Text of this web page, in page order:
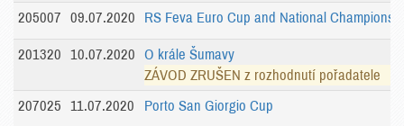
205007 09.07.2020 RS Feva Euro Cup and National
201320 10.07.2020
O krále Šumavy
ZÁVOD ZRUŠEN z rozhodnutí pořadatele
207025
11.07.2020 Porto San Giorgio Cup